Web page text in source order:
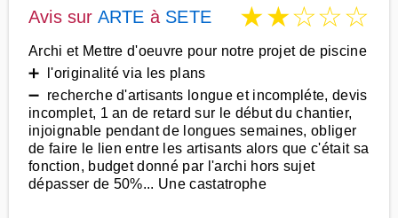
Avis sur ARTE à SETE ★★☆☆☆
Archi et Mettre d'oeuvre pour notre projet de piscine
➕ l'originalité via les plans
➖ recherche d'artisants longue et incompléte, devis
incomplet, 1 an de retard sur le début du chantier,
injoignable pendant de longues semaines, obliger
de faire le lien entre les artisants alors que c'était sa
fonction, budget donné par l'archi hors sujet
dépasser de 50%... Une castatrophe